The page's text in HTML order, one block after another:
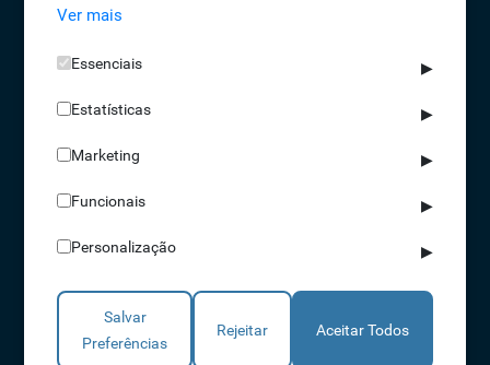
Política de Privacidade
Livro de reclamações
Soluções
Acessos
Torniquetes
Parques Auto
Rondas e Serviços
Ver mais
Essenciais ▶
Estatísticas ▶
Marketing ▶
Funcionais ▶
Personalização ▶
Salvar
Preferências
Rejeitar Aceitar Todos